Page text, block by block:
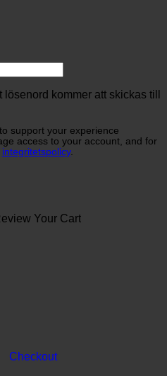
kommer att skickas till
support your experience
access to your account, and for
integritetspolicy.
Your Cart
Checkout